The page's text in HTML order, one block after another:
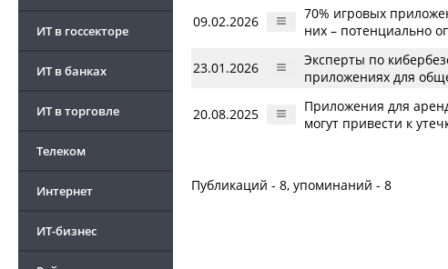
ИТ в госсекторе
ИТ в банках
ИТ в торговле
Телеком
Интернет
ИТ-бизнес
09.02.2026
70% игровых
них – потенциально
23.01.2026
Эксперты по
приложениях для
20.08.2025
Приложения для
могут привести к
Публикаций - 8, упоминаний - 8